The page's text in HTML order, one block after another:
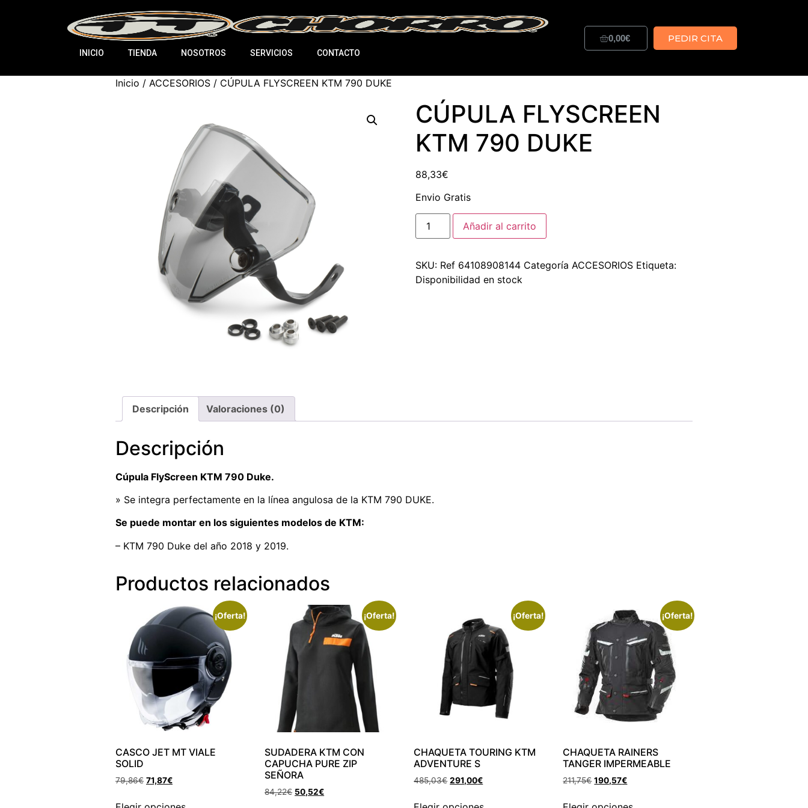
INICIO TIENDA NOSOTROS SERVICIOS CONTACTO
0,00€ PEDIR CITA
Inicio / ACCESORIOS / CÚPULA FLYSCREEN KTM 790 DUKE
CÚPULA FLYSCREEN
KTM 790 DUKE
88,33€
Envio Gratis
Añadir al carrito
SKU: Ref 64108908144 Categoría ACCESORIOS Etiqueta:
Disponibilidad en stock
Descripción Valoraciones (0)
Descripción
Cúpula FlyScreen KTM 790 Duke.
» Se integra perfectamente en la línea angulosa de la KTM 790 DUKE.
Se puede montar en los siguientes modelos de KTM:
– KTM 790 Duke del año 2018 y 2019.
Productos relacionados
¡Oferta!
CASCO JET MT VIALE
SOLID
79,86€ 71,87€
¡Oferta!
SUDADERA KTM CON
CAPUCHA PURE ZIP
SEÑORA
84,22€ 50,52€
¡Oferta!
CHAQUETA TOURING KTM
ADVENTURE S
485,03€ 291,00€
¡Oferta!
CHAQUETA RAINERS
TANGER IMPERMEABLE
211,75€ 190,57€